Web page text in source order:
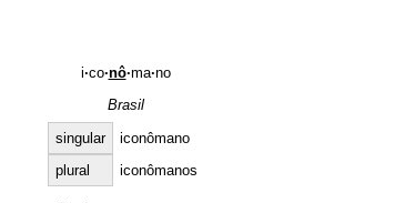
i·co·nô·ma·no
Brasil
singular
iconômano
plural
iconômanos